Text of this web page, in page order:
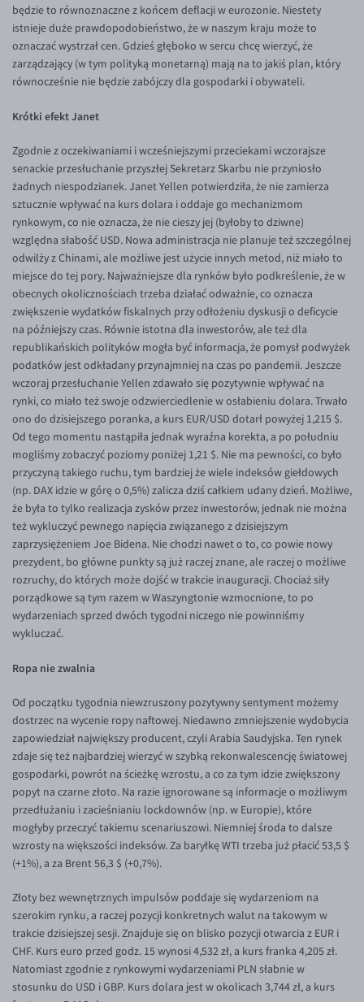
EUR/CZK
EUR/DKK
EUR/NOK
EUR/AUD
EUR/BGN
EUR/CAD
EUR/CNY
EUR/HKD
EUR/HUF
EUR/ILS
EUR/JPY
EUR/NZD
EUR/RON
EUR/SGD
EUR/TRY
EUR/ZAR
GBP/USD
USD/CHF
GBP/CHF
będzie to równoznaczne z końcem deflacji w eurozonie. Niestety
istnieje duże prawdopodobieństwo, że w naszym kraju może to
oznaczać wystrzał cen. Gdzieś głęboko w sercu chcę wierzyć, że
zarządzający (w tym polityką monetarną) mają na to jakiś plan, który
równocześnie nie będzie zabójczy dla gospodarki i obywateli.
Krótki efekt Janet
Zgodnie z oczekiwaniami i wcześniejszymi przeciekami wczorajsze
senackie przesłuchanie przyszłej Sekretarz Skarbu nie przyniosło
żadnych niespodzianek. Janet Yellen potwierdziła, że nie zamierza
sztucznie wpływać na kurs dolara i oddaje go mechanizmom
rynkowym, co nie oznacza, że nie cieszy jej (byłoby to dziwne)
względna słabość USD. Nowa administracja nie planuje też szczególnej
odwilży z Chinami, ale możliwe jest użycie innych metod, niż miało to
miejsce do tej pory. Najważniejsze dla rynków było podkreślenie, że w
obecnych okolicznościach trzeba działać odważnie, co oznacza
zwiększenie wydatków fiskalnych przy odłożeniu dyskusji o deficycie
na późniejszy czas. Równie istotna dla inwestorów, ale też dla
republikańskich polityków mogła być informacja, że pomysł podwyżek
podatków jest odkładany przynajmniej na czas po pandemii. Jeszcze
wczoraj przesłuchanie Yellen zdawało się pozytywnie wpływać na
rynki, co miało też swoje odzwierciedlenie w osłabieniu dolara. Trwało
ono do dzisiejszego poranka, a kurs EUR/USD dotarł powyżej 1,215 $.
Od tego momentu nastąpiła jednak wyraźna korekta, a po południu
mogliśmy zobaczyć poziomy poniżej 1,21 $. Nie ma pewności, co było
przyczyną takiego ruchu, tym bardziej że wiele indeksów giełdowych
(np. DAX idzie w górę o 0,5%) zalicza dziś całkiem udany dzień. Możliwe,
że była to tylko realizacja zysków przez inwestorów, jednak nie można
też wykluczyć pewnego napięcia związanego z dzisiejszym
zaprzysiężeniem Joe Bidena. Nie chodzi nawet o to, co powie nowy
prezydent, bo główne punkty są już raczej znane, ale raczej o możliwe
rozruchy, do których może dojść w trakcie inauguracji. Chociaż siły
porządkowe są tym razem w Waszyngtonie wzmocnione, to po
wydarzeniach sprzed dwóch tygodni niczego nie powinniśmy
wykluczać.
Ropa nie zwalnia
Od początku tygodnia niewzruszony pozytywny sentyment możemy
dostrzec na wycenie ropy naftowej. Niedawno zmniejszenie wydobycia
zapowiedział największy producent, czyli Arabia Saudyjska. Ten rynek
zdaje się też najbardziej wierzyć w szybką rekonwalescencję światowej
gospodarki, powrót na ścieżkę wzrostu, a co za tym idzie zwiększony
popyt na czarne złoto. Na razie ignorowane są informacje o możliwym
przedłużaniu i zacieśnianiu lockdownów (np. w Europie), które
mogłyby przeczyć takiemu scenariuszowi. Niemniej środa to dalsze
wzrosty na większości indeksów. Za baryłkę WTI trzeba już płacić 53,5 $
(+1%), a za Brent 56,3 $ (+0,7%).
Złoty bez wewnętrznych impulsów poddaje się wydarzeniom na
szerokim rynku, a raczej pozycji konkretnych walut na takowym w
trakcie dzisiejszej sesji. Znajduje się on blisko pozycji otwarcia z EUR i
CHF. Kurs euro przed godz. 15 wynosi 4,532 zł, a kurs franka 4,205 zł.
Natomiast zgodnie z rynkowymi wydarzeniami PLN słabnie w
stosunku do USD i GBP. Kurs dolara jest w okolicach 3,744 zł, a kurs